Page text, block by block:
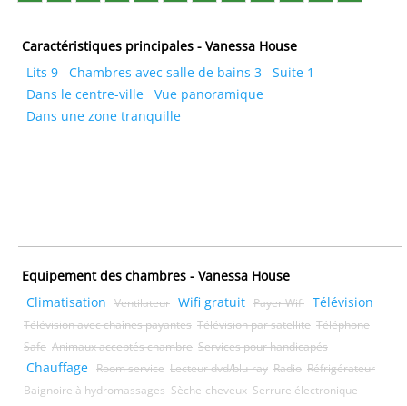
Caractéristiques principales - Vanessa House
Lits 9
Chambres avec salle de bains 3
Suite 1
Dans le centre-ville
Vue panoramique
Dans une zone tranquille
Equipement des chambres - Vanessa House
Climatisation
Ventilateur Wifi gratuit Payer Wifi Télévision
Télévision avec chaînes payantes Télévision par satellite Téléphone
Safe Animaux acceptés chambre Services pour handicapés
Chauffage Room service Lecteur dvd/blu-ray Radio Réfrigérateur
Baignoire à hydromassages Sèche-cheveux Serrure électronique